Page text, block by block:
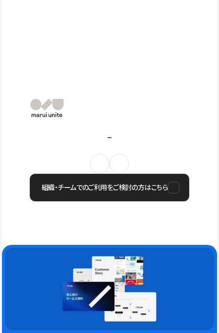
組織・チームでのご利用をご検討の方はこちら